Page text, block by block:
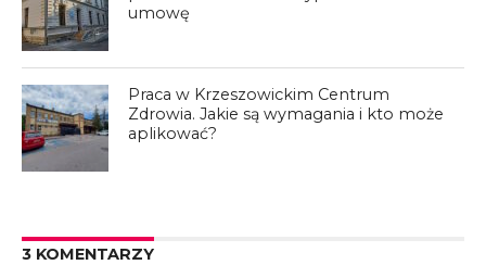
umowę
Praca w Krzeszowickim Centrum
Zdrowia. Jakie są wymagania i kto może
aplikować?
3 KOMENTARZY